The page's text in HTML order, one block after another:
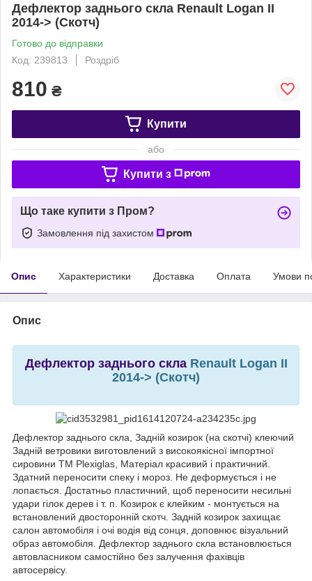
Дефлектор заднього скла Renault Logan II
2014-> (Скотч)
Готово до відправки
Код: 239813
Роздріб
810 ₴
Купити
або
Купити з
Що таке купити з Пром?
Замовлення під захистом
Опис Характеристики Доставка Оплата Умови
Опис
Дефлектор заднього склаRenault Logan II
2014-> (Скотч)
Дефлектор заднього скла, Задній козирок (на скотчі) клеючий
Задній ветровики виготовлений з високоякісної імпортної
сировини ТМ Plexiglas, Матеріал красивий і практичний.
Здатний переносити спеку і мороз. Не деформується і не
лопається. Достатньо пластичний, щоб переносити несильні
удари гілок дерев і т. п. Козирок є клейким - монтується на
встановлений двосторонній скотч. Задній козирок захищає
салон автомобіля і очі водія від сонця, доповнює візуальний
образ автомобіля. Дефлектор заднього скла встановлюється
автовласником самостійно без залучення фахівців
автосервісу.